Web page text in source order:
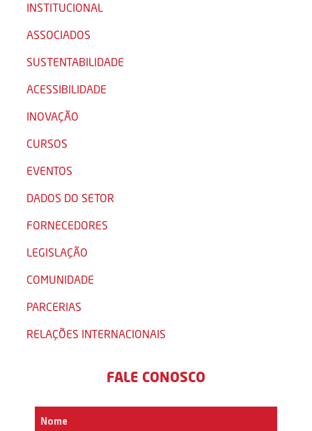
INSTITUCIONAL
ASSOCIADOS
SUSTENTABILIDADE
ACESSIBILIDADE
INOVAÇÃO
CURSOS
EVENTOS
DADOS DO SETOR
FORNECEDORES
LEGISLAÇÃO
COMUNIDADE
PARCERIAS
RELAÇÕES INTERNACIONAIS
FALE CONOSCO